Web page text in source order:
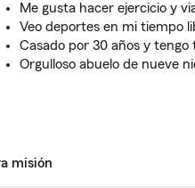
Me gusta hacer ejercicio y
Veo deportes en mi tiempo
Casado por 30 años y tengo
Orgulloso abuelo de nueve
misión